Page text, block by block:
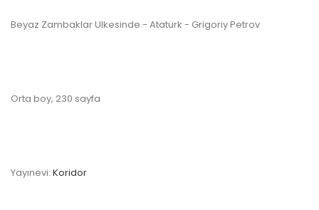
Beyaz Zambaklar Ulkesinde - Ataturk - Grigoriy Petrov
Orta boy, 230 sayfa
Yayınevi: Koridor